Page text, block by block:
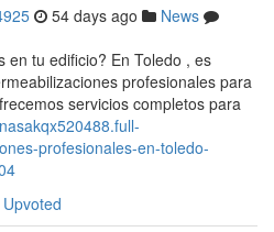
54 days ago
News
en tu edificio? En Toledo , es
profesionales para
servicios completos para
profesionales-en-toledo-